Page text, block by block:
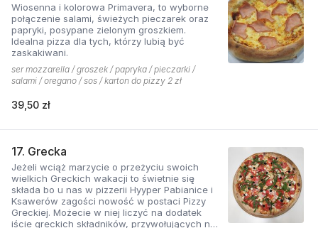
Wiosenna i kolorowa Primavera, to wyborne
połączenie salami, świeżych pieczarek oraz
papryki, posypane zielonym groszkiem.
Idealna pizza dla tych, którzy lubią być
zaskakiwani.
ser mozzarella / groszek / papryka / pieczarki /
salami / oregano / sos / karton do pizzy 2 zł
39,50 zł
17. Grecka
Jeżeli wciąż marzycie o przeżyciu swoich
wielkich Greckich wakacji to świetnie się
składa bo u nas w pizzerii Hyyper Pabianice i
Ksawerów zagości nowość w postaci Pizzy
Greckiej. Możecie w niej liczyć na dodatek
iście greckich składników, przywołujących na